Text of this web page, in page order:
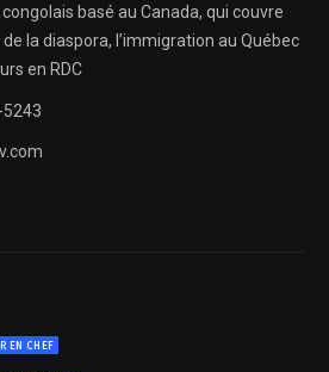
basé au Canada, qui couvre
de la diaspora, l’immigration au Québec
en RDC
5243
EN CHEF